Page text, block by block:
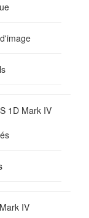
1D Mark IV
IV